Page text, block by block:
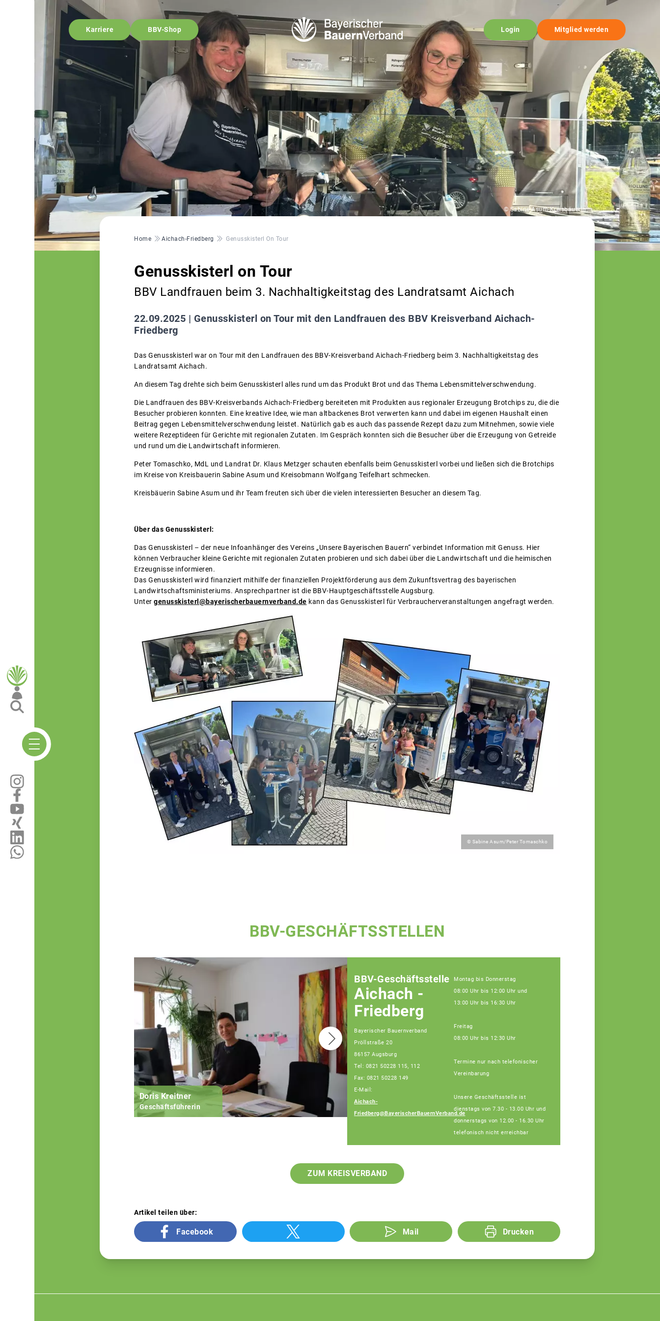
Karriere BBV-Shop Login Mitglied werden
© Sabine Asum-Kreisbäuerin
Pfadnavigation
Home Aichach-Friedberg Genusskisterl On Tour
Genusskisterl on Tour
BBV Landfrauen beim 3. Nachhaltigkeitstag des Landratsamt Aichach
22.09.2025 | Genusskisterl on Tour mit den Landfrauen des BBV Kreisverband Aichach-
Friedberg
Das Genusskisterl war on Tour mit den Landfrauen des BBV-Kreisverband Aichach-Friedberg beim 3. Nachhaltigkeitstag des
Landratsamt Aichach.
An diesem Tag drehte sich beim Genusskisterl alles rund um das Produkt Brot und das Thema Lebensmittelverschwendung.
Die Landfrauen des BBV-Kreisverbands Aichach-Friedberg bereiteten mit Produkten aus regionaler Erzeugung Brotchips zu, die die
Besucher probieren konnten. Eine kreative Idee, wie man altbackenes Brot verwerten kann und dabei im eigenen Haushalt einen
Beitrag gegen Lebensmittelverschwendung leistet. Natürlich gab es auch das passende Rezept dazu zum Mitnehmen, sowie viele
weitere Rezeptideen für Gerichte mit regionalen Zutaten. Im Gespräch konnten sich die Besucher über die Erzeugung von Getreide
und rund um die Landwirtschaft informieren.
Peter Tomaschko, MdL und Landrat Dr. Klaus Metzger schauten ebenfalls beim Genusskisterl vorbei und ließen sich die Brotchips
im Kreise von Kreisbauerin Sabine Asum und Kreisobmann Wolfgang Teifelhart schmecken.
Kreisbäuerin Sabine Asum und ihr Team freuten sich über die vielen interessierten Besucher an diesem Tag.
Über das Genusskisterl:
Das Genusskisterl – der neue Infoanhänger des Vereins „Unsere Bayerischen Bauern“ verbindet Information mit Genuss. Hier
können Verbraucher kleine Gerichte mit regionalen Zutaten probieren und sich dabei über die Landwirtschaft und die heimischen
Erzeugnisse informieren.
Das Genusskisterl wird finanziert mithilfe der finanziellen Projektförderung aus dem Zukunftsvertrag des bayerischen
Landwirtschaftsministeriums. Ansprechpartner ist die BBV-Hauptgeschäftsstelle Augsburg.
Unter genusskisterl@bayerischerbauernverband.de kann das Genusskisterl für Verbraucherveranstaltungen angefragt werden.
© Sabine Asum/Peter Tomaschko
BBV-GESCHÄFTSSTELLEN
Doris Kreitner
Geschäftsführerin Fachberaterin
BBV-Geschäftsstelle
Aichach -
Friedberg
Bayerischer Bauernverband
Pröllstraße 20
86157 Augsburg
Tel: 0821 50228 115, 112
Fax: 0821 50228 149
E-Mail:
Aichach-
Friedberg@BayerischerBauernVerband.de
Montag bis Donnerstag
08:00 Uhr bis 12:00 Uhr und
13:00 Uhr bis 16:30 Uhr
Freitag
08:00 Uhr bis 12:30 Uhr
Termine nur nach telefonischer
Vereinbarung
Unsere Geschäftsstelle ist
dienstags von 7.30 - 13.00 Uhr und
donnerstags von 12.00 - 16.30 Uhr
telefonisch nicht erreichbar
ZUM KREISVERBAND
Artikel teilen über:
Facebook Mail Drucken